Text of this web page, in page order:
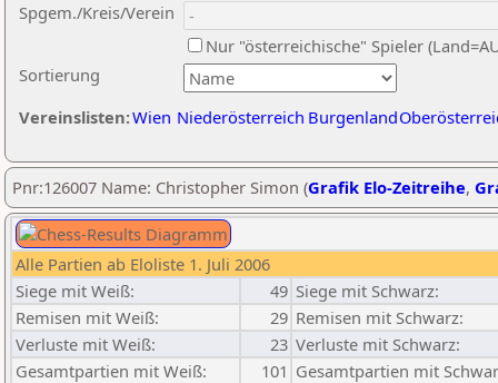
Sortierung
Spgem./Kreis/Verein
Nur "österreichische" Spieler
Vereinslisten:Wien Niederösterreich Burgenland
Pnr:126007 Name: Christopher Simon (Grafik Elo-Zeitreihe,
Alle Partien ab Eloliste 1. Juli 2006
Siege mit Weiß:
49 Siege mit Schwarz:
Remisen mit Weiß:
29 Remisen mit Schwarz:
Verluste mit Weiß:
23 Verluste mit Schwarz:
Gesamtpartien mit Weiß:
101 Gesamtpartien mit